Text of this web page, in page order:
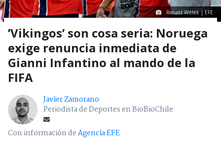
Ronald Wittek | EFE
’Vikingos’ son cosa seria: Noruega
exige renuncia inmediata de
Gianni Infantino al mando de la
FIFA
Javier Zamorano
Periodista de Deportes en BioBioChile
Con información deAgencia EFE